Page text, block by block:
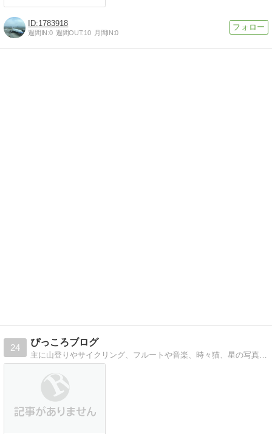
1783918
週間IN:0 週間OUT:10 月間IN:0
24
ぴっころブログ